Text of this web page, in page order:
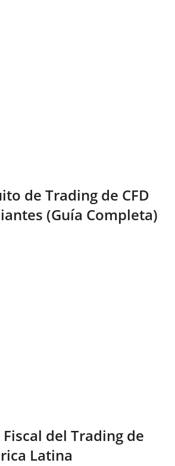
de Trading de CFD
(Guía Completa)
del Trading de
Latina